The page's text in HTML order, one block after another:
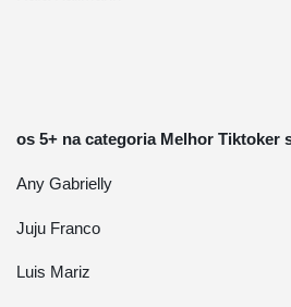
os 5+ na categoria Melhor Tiktoker
Any Gabrielly
Juju Franco
Luis Mariz